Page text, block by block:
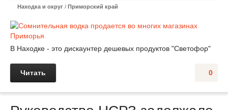
Находка и округ / Приморский край
В Находке - это дискаунтер дешевых продуктов "Светофор"
0
Читать